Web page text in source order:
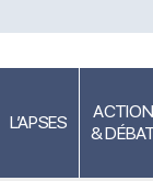
L’APSES
&